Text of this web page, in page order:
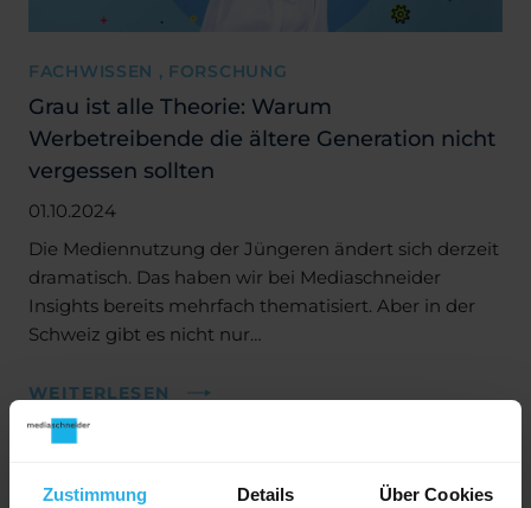
Zustimmung Details Über Cookies
FACHWISSEN , FORSCHUNG
Grau ist alle Theorie: Warum
Werbetreibende die ältere Generation nicht
vergessen sollten
01.10.2024
Die Mediennutzung der Jüngeren ändert sich derzeit
dramatisch. Das haben wir bei Mediaschneider
Insights bereits mehrfach thematisiert. Aber in der
Schweiz gibt es nicht nur…
WEITERLESEN